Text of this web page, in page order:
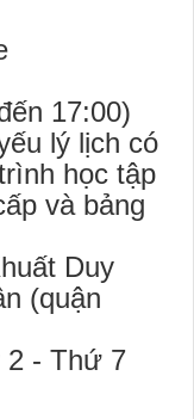
17:00)
lý lịch có
học tập
và bảng
Duy
(quận
2 - Thứ 7